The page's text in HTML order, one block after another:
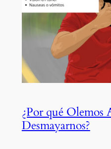
¿Por qué Olemos
Desmayarnos?